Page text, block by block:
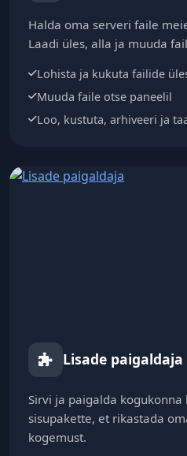
Halda oma serveri faile
Laadi üles, alla ja muuda
Lohista ja kukuta failide
Muuda faile otse paneelil
Loo, kustuta, arhiveeri ja
Lisade paigaldaja
Sirvi ja paigalda kogukonna
sisupakette, et rikastada
kogemust.